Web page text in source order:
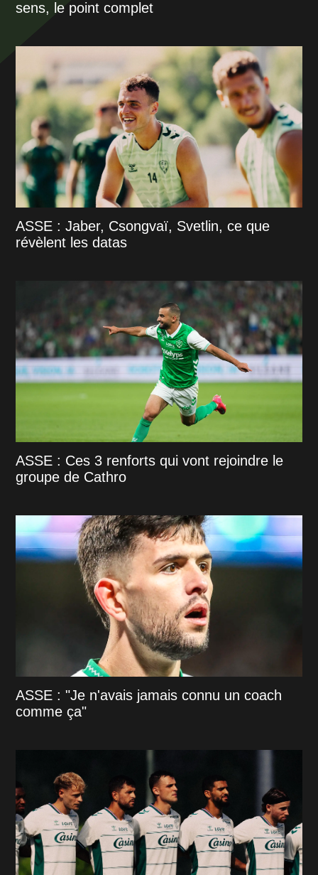
sens, le point complet
ASSE : Jaber, Csongvaï, Svetlin, ce que
révèlent les datas
ASSE : Ces 3 renforts qui vont rejoindre le
groupe de Cathro
ASSE : "Je n'avais jamais connu un coach
comme ça"